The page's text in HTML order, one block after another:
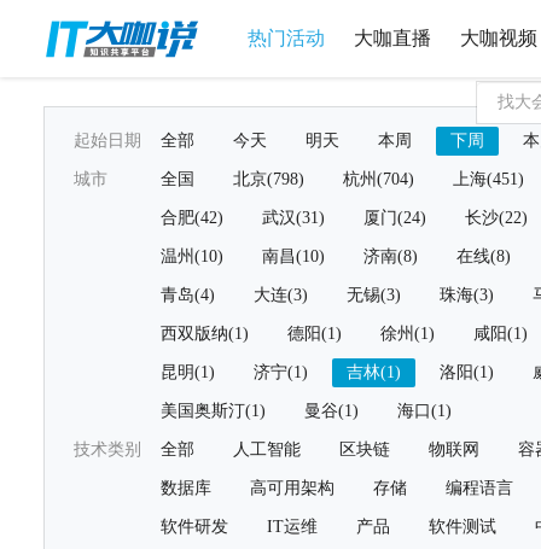
热门活动 大咖直播 大咖视频
起始日期 全部 今天 明天 本周 下周
城市 全国 北京(798) 杭州(704) 上海(451)
合肥(42) 武汉(31) 厦门(24) 长沙(22)
温州(10) 南昌(10) 济南(8) 在线(8)
青岛(4) 大连(3) 无锡(3) 珠海(3)
西双版纳(1) 德阳(1) 徐州(1) 咸阳(1)
昆明(1) 济宁(1) 吉林(1) 洛阳(1)
美国奥斯汀(1) 曼谷(1) 海口(1)
技术类别 全部 人工智能 区块链 物联网 容
数据库 高可用架构 存储 编程语言
软件研发 IT运维 产品 软件测试